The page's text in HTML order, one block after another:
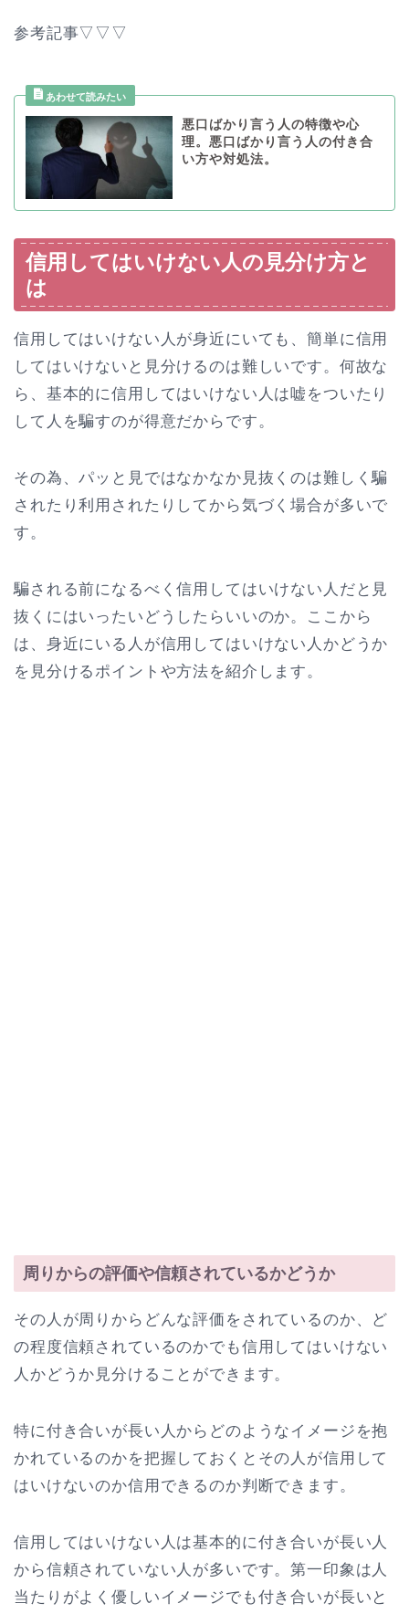
参考記事▽▽▽
悪口ばかり言う人の特徴や心
理。悪口ばかり言う人の付き合
い方や対処法。
信用してはいけない人の見分け方と
は
信用してはいけない人が身近にいても、簡単に信用
してはいけないと見分けるのは難しいです。何故な
ら、基本的に信用してはいけない人は嘘をついたり
して人を騙すのが得意だからです。
その為、パッと見ではなかなか見抜くのは難しく騙
されたり利用されたりしてから気づく場合が多いで
す。
騙される前になるべく信用してはいけない人だと見
抜くにはいったいどうしたらいいのか。ここから
は、身近にいる人が信用してはいけない人かどうか
を見分けるポイントや方法を紹介します。
周りからの評価や信頼されているかどうか
その人が周りからどんな評価をされているのか、ど
の程度信頼されているのかでも信用してはいけない
人かどうか見分けることができます。
特に付き合いが長い人からどのようなイメージを抱
かれているのかを把握しておくとその人が信用して
はいけないのか信用できるのか判断できます。
信用してはいけない人は基本的に付き合いが長い人
から信頼されていない人が多いです。第一印象は人
当たりがよく優しいイメージでも付き合いが長いと